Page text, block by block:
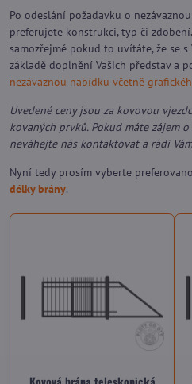
Po odeslání požadavku o
preferujete konstrukci, typ či
samozřejmě pokud to uvítáte, že se s
základě doplnění Vašich představ a
nezávaznou nabídku včetně
Uvedené ceny jsou za kovovou
kovaných prvků. Pokud máte zájem
neváhejte nás kontaktovat a rádi
Nyní tedy prosím vyberte
délky brány.